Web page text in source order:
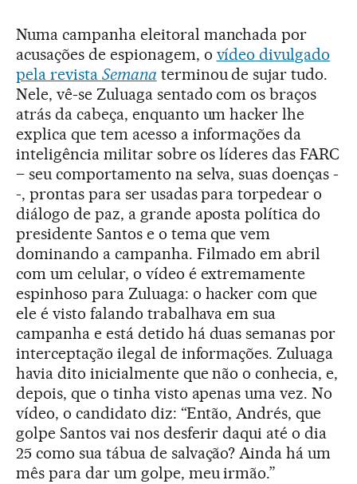
Numa campanha eleitoral manchada por
acusações de espionagem, o vídeo divulgado
pela revista Semana terminou de sujar tudo.
Nele, vê-se Zuluaga sentado com os braços
atrás da cabeça, enquanto um hacker lhe
explica que tem acesso a informações da
inteligência militar sobre os líderes das FARC
– seu comportamento na selva, suas doenças -
-, prontas para ser usadas para torpedear o
diálogo de paz, a grande aposta política do
presidente Santos e o tema que vem
dominando a campanha. Filmado em abril
com um celular, o vídeo é extremamente
espinhoso para Zuluaga: o hacker com que
ele é visto falando trabalhava em sua
campanha e está detido há duas semanas por
interceptação ilegal de informações. Zuluaga
havia dito inicialmente que não o conhecia, e,
depois, que o tinha visto apenas uma vez. No
vídeo, o candidato diz: “Então, Andrés, que
golpe Santos vai nos desferir daqui até o dia
25 como sua tábua de salvação? Ainda há um
mês para dar um golpe, meu irmão.”